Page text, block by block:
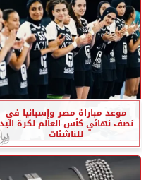
موعد مباراة مصر وإسبانيا في
نصف نهائي كأس العالم لكرة اليد
للناشئات